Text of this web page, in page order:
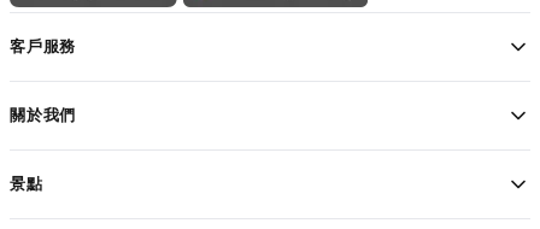
客戶服務
關於我們
景點